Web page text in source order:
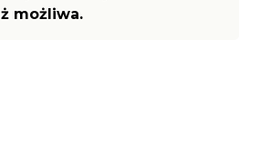
możliwa.